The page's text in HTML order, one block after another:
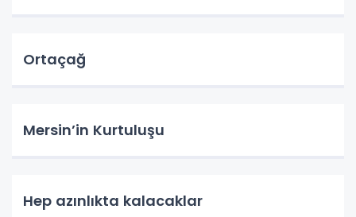
Ortaçağ
Mersin’in Kurtuluşu
Hep azınlıkta kalacaklar